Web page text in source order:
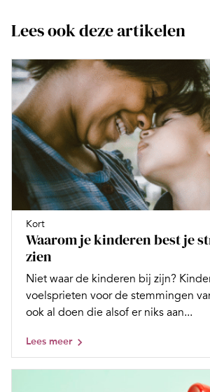
Lees ook deze artikelen
Kort
Waarom je kinderen best je
zien
Niet waar de kinderen bij zijn?
voelsprieten voor de stemmingen
ook al doen die alsof er niks aan...
Lees meer